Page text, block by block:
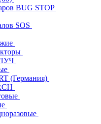
BUG STOP
SOS
(Германия)